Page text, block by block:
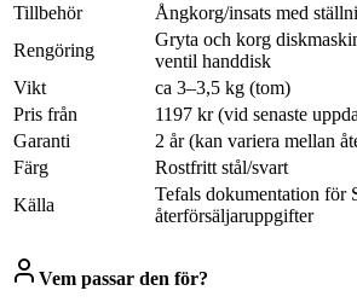
Tillbehör
Ångkorg/insats med
Rengöring
Gryta och korg
ventil handdisk
Vikt
ca 3–3,5 kg (tom)
Pris från
1197 kr (vid senaste
Garanti
2 år (kan variera mellan
Färg
Rostfritt stål/svart
Källa
Tefals dokumentation för
återförsäljaruppgifter
Vem passar den för?